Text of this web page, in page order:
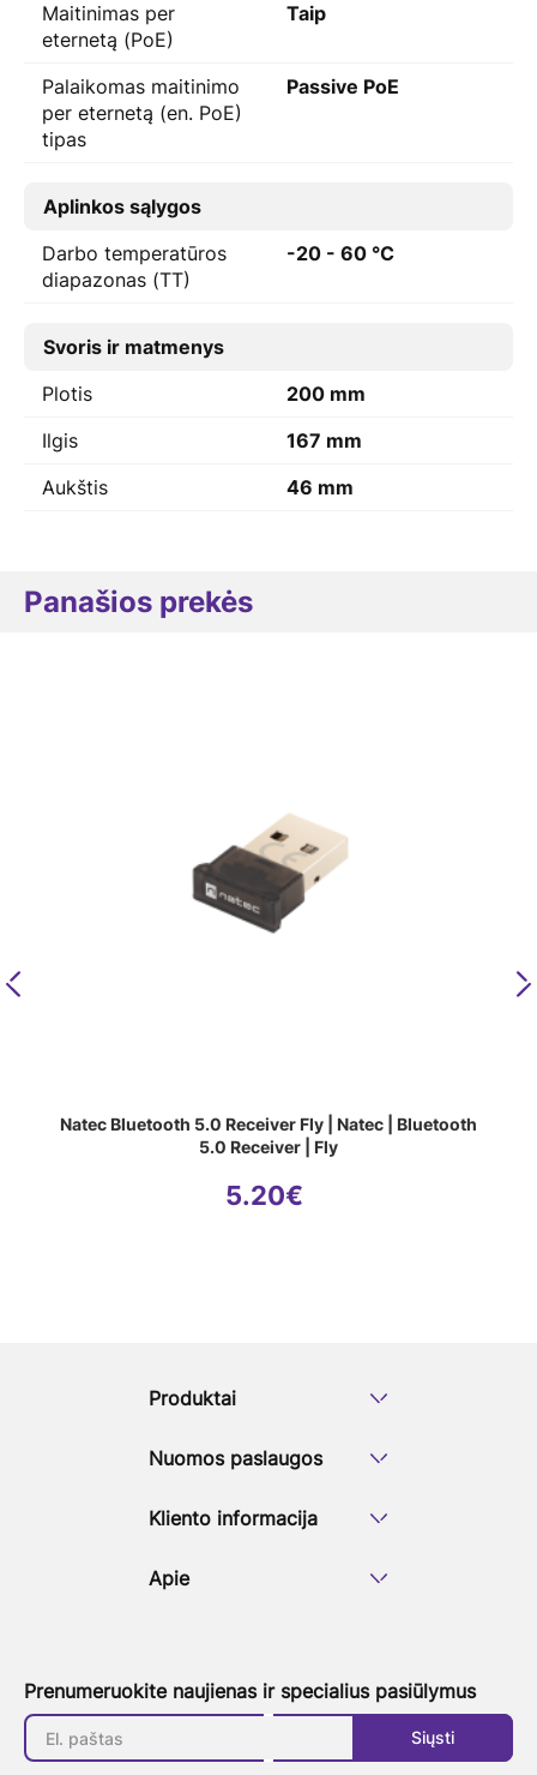
Maitinimas per
eternetą (PoE)
Taip
Palaikomas maitinimo
per eternetą (en. PoE)
tipas
Passive PoE
Aplinkos sąlygos
Darbo temperatūros
diapazonas (TT)
-20 - 60 °C
Svoris ir matmenys
Plotis
200 mm
Ilgis
167 mm
Aukštis
46 mm
Panašios prekės
Previous
Natec Bluetooth 5.0 Receiver Fly | Natec | Bluetooth
5.0 Receiver | Fly
5.20€
Produktai
Nuomos paslaugos
Kliento informacija
Apie
Prenumeruokite naujienas ir specialius pasiūlymus
Siųsti